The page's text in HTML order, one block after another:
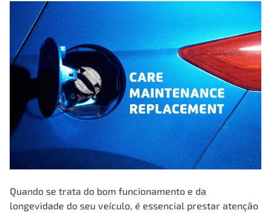
Quando se trata do bom funcionamento e da
longevidade do seu veículo, é essencial prestar atenção